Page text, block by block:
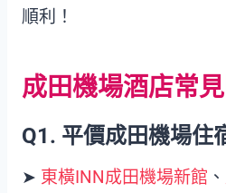
順利！
成田機場酒店常
Q1. 平價成田機場住
➤ 東橫INN成田機場新館 、